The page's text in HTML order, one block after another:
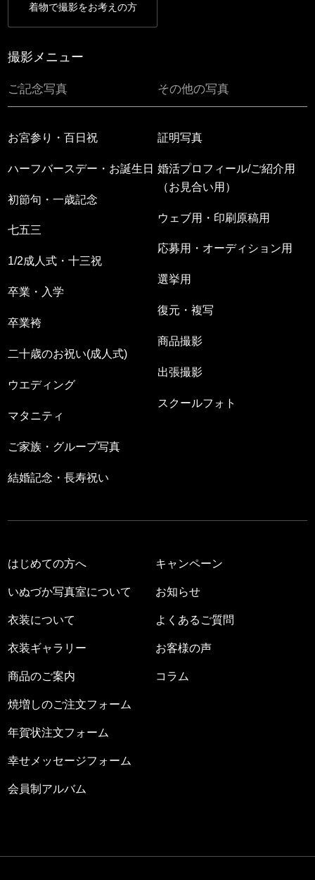
着物で撮影をお考えの方
撮影メニュー
ご記念写真
お宮参り・百日祝
ハーフバースデー・お誕生日
初節句・一歳記念
七五三
1/2成人式・十三祝
卒業・入学
卒業袴
二十歳のお祝い(成人式)
ウエディング
マタニティ
ご家族・グループ写真
結婚記念・長寿祝い
その他の写真
証明写真
婚活プロフィール/ご紹介用
（お見合い用）
ウェブ用・印刷原稿用
応募用・オーディション用
選挙用
復元・複写
商品撮影
出張撮影
スクールフォト
はじめての方へ
いぬづか写真室について
衣装について
衣装ギャラリー
商品のご案内
焼増しのご注文フォーム
年賀状注文フォーム
幸せメッセージフォーム
会員制アルバム
キャンペーン
お知らせ
よくあるご質問
お客様の声
コラム